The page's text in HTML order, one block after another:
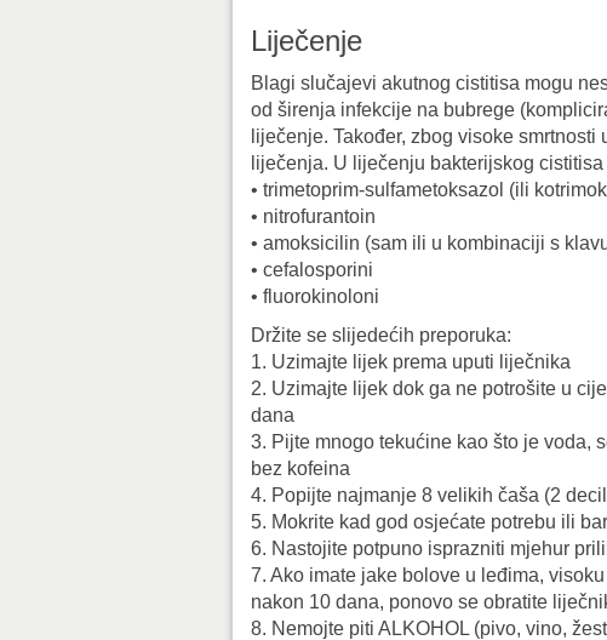
Liječenje
Blagi slučajevi akutnog cistitisa mogu
od širenja infekcije na bubrege
liječenje. Također, zbog visoke
liječenja. U liječenju bakterijskog
• trimetoprim-sulfametoksazol (ili
• nitrofurantoin
• amoksicilin (sam ili u kombinaciji s
• cefalosporini
• fluorokinoloni
Držite se slijedećih preporuka:
1. Uzimajte lijek prema uputi liječnika
2. Uzimajte lijek dok ga ne potrošite u
dana
3. Pijte mnogo tekućine kao što je voda,
bez kofeina
4. Popijte najmanje 8 velikih čaša (2
5. Mokrite kad god osjećate potrebu ili
6. Nastojite potpuno isprazniti mjehur
7. Ako imate jake bolove u leđima,
nakon 10 dana, ponovo se obratite
8. Nemojte piti ALKOHOL (pivo, vino,